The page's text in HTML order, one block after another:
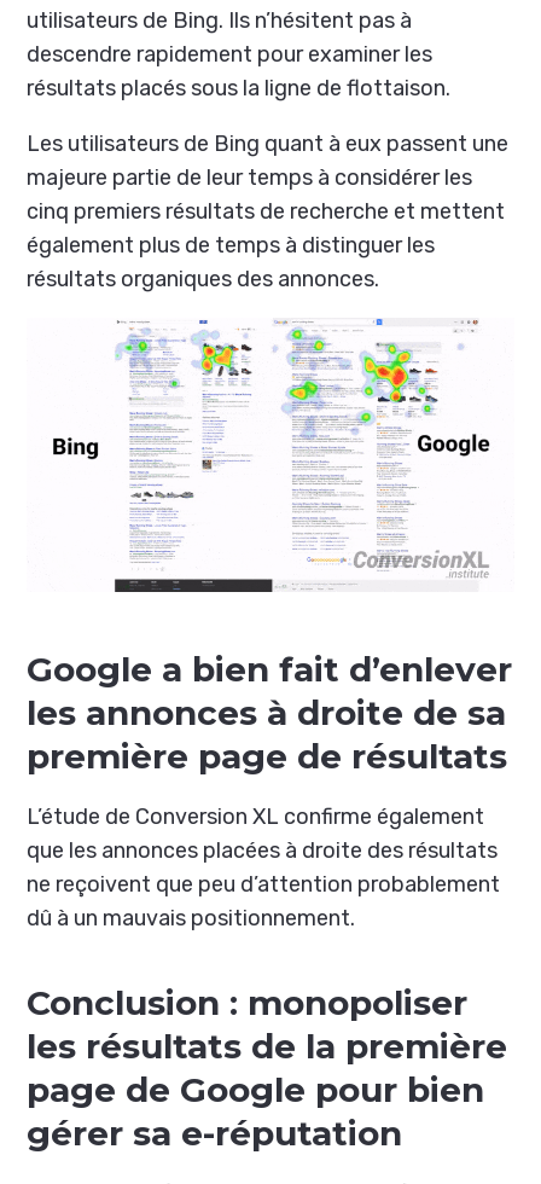
utilisateurs de Bing. Ils n’hésitent pas à
descendre rapidement pour examiner les
résultats placés sous la ligne de flottaison.
Les utilisateurs de Bing quant à eux passent une
majeure partie de leur temps à considérer les
cinq premiers résultats de recherche et mettent
également plus de temps à distinguer les
résultats organiques des annonces.
Google a bien fait d’enlever
les annonces à droite de sa
première page de résultats
L’étude de Conversion XL confirme également
que les annonces placées à droite des résultats
ne reçoivent que peu d’attention probablement
dû à un mauvais positionnement.
Conclusion : monopoliser
les résultats de la première
page de Google pour bien
gérer sa e-réputation